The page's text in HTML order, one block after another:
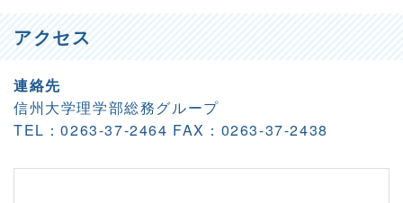
アクセス
連絡先
信州大学理学部総務グループ
TEL：0263-37-2464 FAX：0263-37-2438